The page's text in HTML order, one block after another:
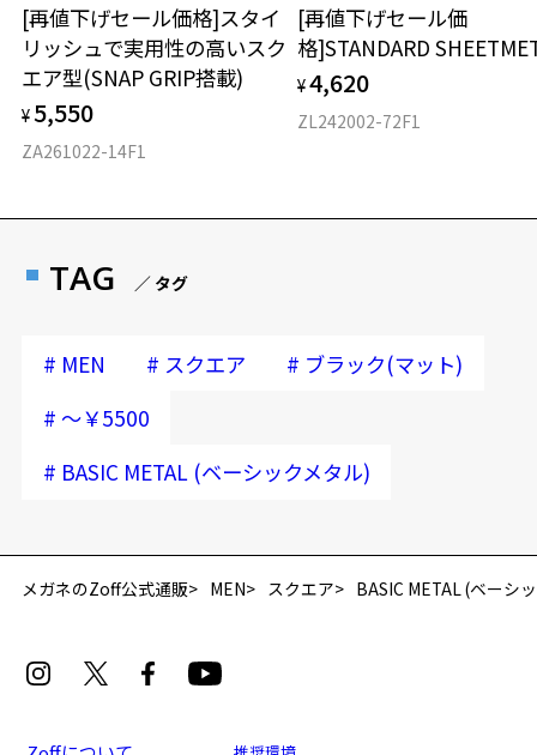
[再値下げセール価格]スタイ
リッシュで実用性の高いスク
エア型(SNAP GRIP搭載)
¥ 5,550
ZA261022-14F1
[再値下げセール価
格]STANDARD
¥4,620
ZL242002-72F1
TAG ／ タグ
# MEN # スクエア # ブラック(マット)
# ～￥5500
# BASIC METAL (ベーシックメタル)
メガネのZoff公式通販 MEN スクエア BASIC METAL (ベーシ